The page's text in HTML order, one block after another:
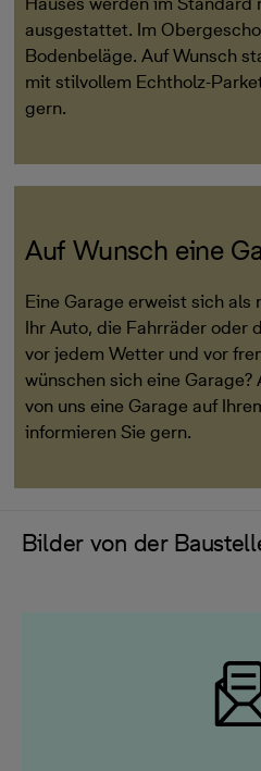
ausgestattet. Im
Bodenbeläge. Auf Wunsch
mit stilvollem Echtholz-
gern.
Auf Wunsch eine
Eine Garage erweist sich als
Ihr Auto, die Fahrräder oder
vor jedem Wetter und vor
wünschen sich eine Garage?
von uns eine Garage auf
informieren Sie gern.
Bilder von der